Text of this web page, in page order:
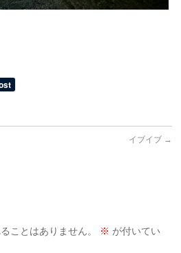
イブイブ →
ことはありません。 ※ が付いてい